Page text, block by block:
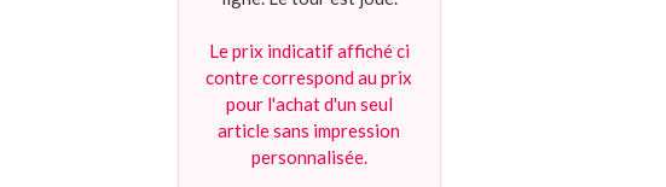
Le prix indicatif affiché ci
contre correspond au prix
pour l'achat d'un seul
article sans impression
personnalisée.